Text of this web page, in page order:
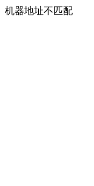
机器地址不匹配